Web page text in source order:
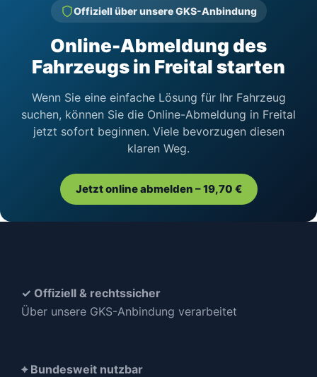
Offiziell über unsere GKS-Anbindung
Online-Abmeldung des
Fahrzeugs in Freital starten
Wenn Sie eine einfache Lösung für Ihr Fahrzeug
suchen, können Sie die Online-Abmeldung in Freital
jetzt sofort beginnen. Viele bevorzugen diesen
klaren Weg.
Jetzt online abmelden – 19,70 €
✓ Offiziell & rechtssicher
Über unsere GKS-Anbindung verarbeitet
⌖ Bundesweit nutzbar